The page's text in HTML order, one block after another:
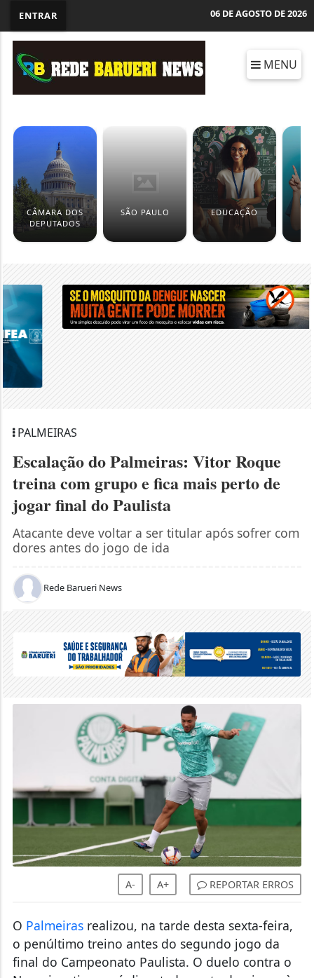
ENTRAR 06 DE AGOSTO DE 2026
MENU
CÂMARA DOS
DEPUTADOS
SÃO PAULO EDUCAÇÃO
PALMEIRAS
treina com grupo e fica mais perto de
jogar final do Paulista
Atacante deve voltar a ser titular após sofrer com
dores antes do jogo de ida
Rede Barueri News
A- A+ REPORTAR ERROS
OPalmeirasrealizou, na tarde desta sexta-feira,
o penúltimo treino antes do segundo jogo da
Novorizontino será disputado neste domingo, às
20h30 (de Brasília), no Estádio Jorge Ismael de
Biasi, em Novo Horizonte.